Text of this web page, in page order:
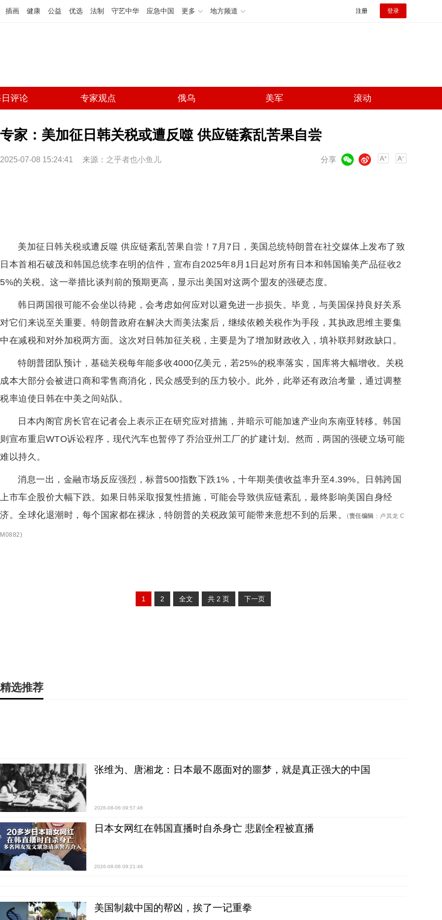
插画 健康 公益 优选 法制 守艺中华 应急中国 更多 地方频道 注册 登录
评论 专家观点 俄乌 美军 滚动
专家：美加征日韩关税或遭反噬 供应链紊乱苦果自尝
2025-07-08 15:24:41 来源： 之乎者也小鱼儿 分享
微博
美加征日韩关税或遭反噬 供应链紊乱苦果自尝！7月7日，美国总统特朗普在社交媒体上发布了致
日本首相石破茂和韩国总统李在明的信件，宣布自2025年8月1日起对所有日本和韩国输美产品征收2
5%的关税。这一举措比谈判前的预期更高，显示出美国对这两个盟友的强硬态度。
韩日两国很可能不会坐以待毙，会考虑如何应对以避免进一步损失。毕竟，与美国保持良好关系
对它们来说至关重要。特朗普政府在解决大而美法案后，继续依赖关税作为手段，其执政思维主要集
中在减税和对外加税两方面。这次对日韩加征关税，主要是为了增加财政收入，填补联邦财政缺口。
特朗普团队预计，基础关税每年能多收4000亿美元，若25%的税率落实，国库将大幅增收。关税
成本大部分会被进口商和零售商消化，民众感受到的压力较小。此外，此举还有政治考量，通过调整
税率迫使日韩在中美之间站队。
日本内阁官房长官在记者会上表示正在研究应对措施，并暗示可能加速产业向东南亚转移。韩国
则宣布重启WTO诉讼程序，现代汽车也暂停了乔治亚州工厂的扩建计划。然而，两国的强硬立场可能
难以持久。
消息一出，金融市场反应强烈，标普500指数下跌1%，十年期美债收益率升至4.39%。日韩跨国
上市车企股价大幅下跌。如果日韩采取报复性措施，可能会导致供应链紊乱，最终影响美国自身经
济。全球化退潮时，每个国家都在裸泳，特朗普的关税政策可能带来意想不到的后果。
(责任编辑 ： 卢其龙 C
M0882)
1 2 全文 共 2 页 下一页
精选推荐
张维为、唐湘龙：日本最不愿面对的噩梦，就是真正强大的中国
2026-08-06 09:57:46
日本女网红在韩国直播时自杀身亡 悲剧全程被直播
2026-08-06 09:21:46
美国制裁中国的帮凶，挨了一记重拳